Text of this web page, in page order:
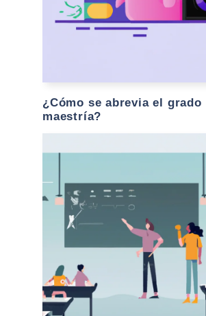
¿Cómo se abrevia el grado
maestría?